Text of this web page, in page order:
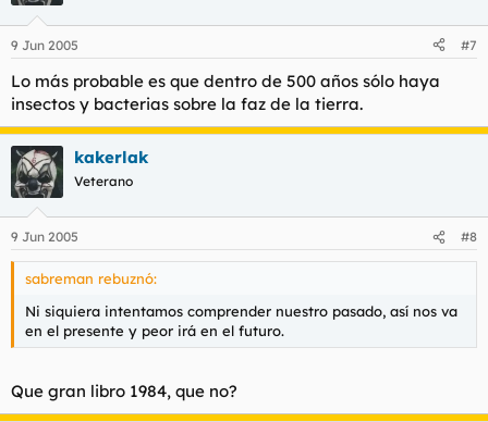
9 Jun 2005 #7
Lo más probable es que dentro de 500 años sólo haya
insectos y bacterias sobre la faz de la tierra.
kakerlak
Veterano
9 Jun 2005 #8
sabreman rebuznó:
Ni siquiera intentamos comprender nuestro pasado, así nos va
en el presente y peor irá en el futuro.
Que gran libro 1984, que no?